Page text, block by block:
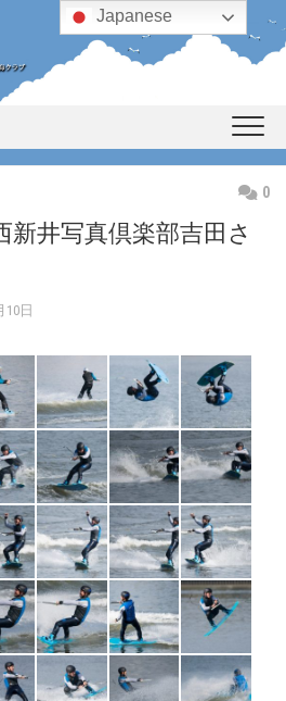
0
新井写真倶楽部吉田さ
10日
Japanese